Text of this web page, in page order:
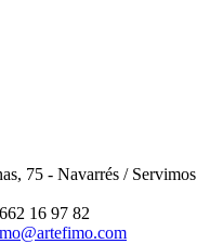
75 - Navarrés / Servimos
16 97 82